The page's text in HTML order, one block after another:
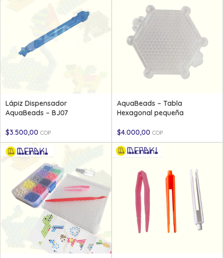
Lápiz Dispensador
AquaBeads – BJ07
$3.500,00 COP
AquaBeads – Tabla
Hexagonal pequeña
$4.000,00 COP